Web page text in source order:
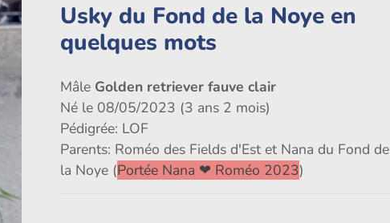
Usky du Fond de la Noye en
quelques mots
Mâle Golden retriever fauve clair
Né le 08/05/2023 (3 ans 2 mois)
Pédigrée: LOF
Parents: Roméo des Fields d'Est et Nana du Fond de
la Noye (Portée Nana ❤ Roméo 2023)